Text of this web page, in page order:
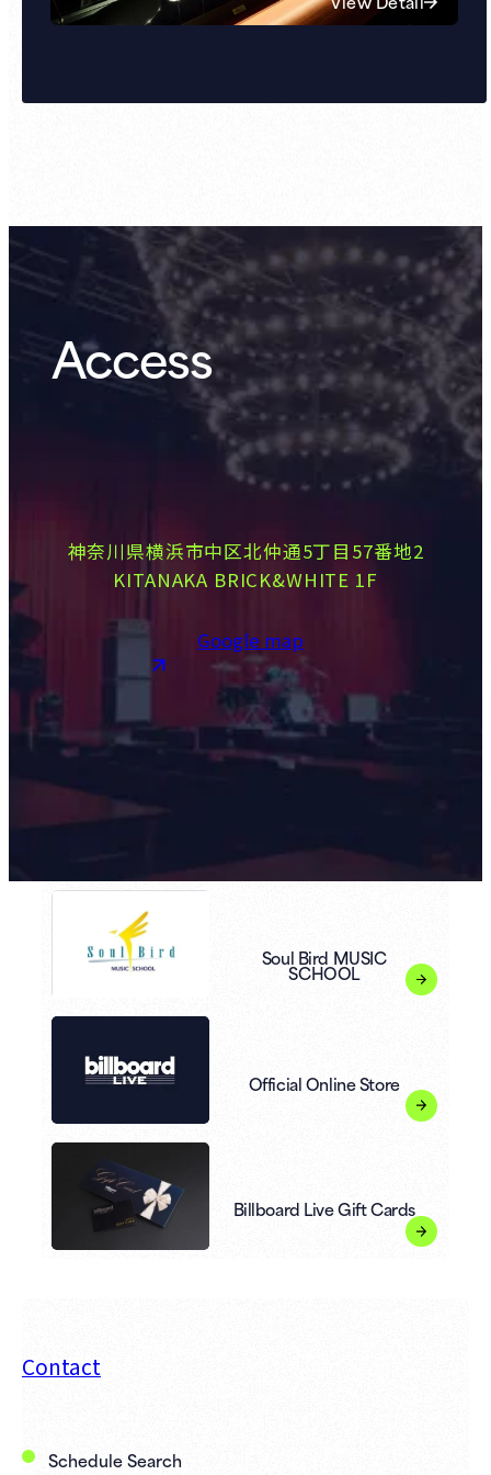
Access
神奈川県横浜市中区北仲通5丁目57番地2
KITANAKA BRICK&WHITE 1F
Google map
Soul Bird MUSIC
SCHOOL
Official Online Store
Billboard Live Gift Cards
Contact
Schedule Search